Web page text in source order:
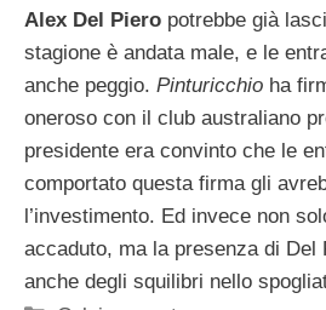
Alex Del Piero potrebbe già
stagione è andata male, e le
anche peggio. Pinturicchio ha
oneroso con il club australiano
presidente era convinto che le
comportato questa firma gli
l’investimento. Ed invece non
accaduto, ma la presenza di Del
anche degli squilibri nello